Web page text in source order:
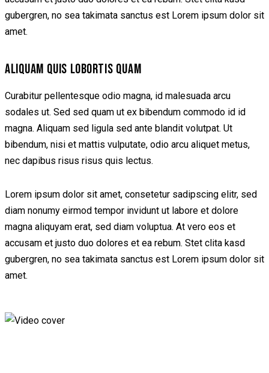
gubergren, no sea takimata sanctus est Lorem ipsum dolor sit
amet.
ALIQUAM QUIS LOBORTIS QUAM
Curabitur pellentesque odio magna, id malesuada arcu
sodales ut. Sed sed quam ut ex bibendum commodo id id
magna. Aliquam sed ligula sed ante blandit volutpat. Ut
bibendum, nisi et mattis vulputate, odio arcu aliquet metus,
nec dapibus risus risus quis lectus.
Lorem ipsum dolor sit amet, consetetur sadipscing elitr, sed
diam nonumy eirmod tempor invidunt ut labore et dolore
magna aliquyam erat, sed diam voluptua. At vero eos et
accusam et justo duo dolores et ea rebum. Stet clita kasd
gubergren, no sea takimata sanctus est Lorem ipsum dolor sit
amet.